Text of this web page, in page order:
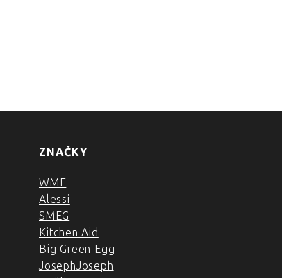
ZNAČKY
WMF
Alessi
SMEG
Kitchen Aid
Big Green Egg
JosephJoseph